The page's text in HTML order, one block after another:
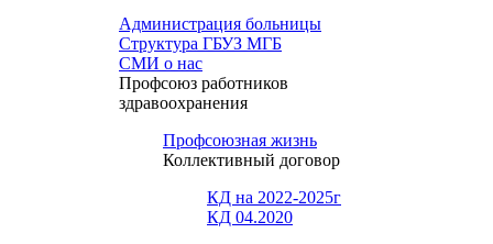
Администрация больницы
Структура ГБУЗ МГБ
СМИ о нас
Профсоюз работников
здравоохранения
Профсоюзная жизнь
Коллективный договор
КД на 2022-2025г
КД 04.2020